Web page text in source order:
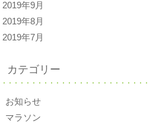
2019年9月
2019年8月
2019年7月
カテゴリー
お知らせ
マラソン